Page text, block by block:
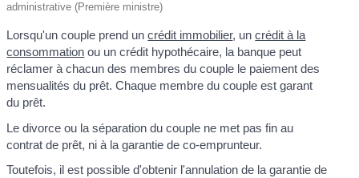
administrative (Première ministre)
Lorsqu'un couple prend uncrédit immobilier, uncrédit à la
consommation ou un crédit hypothécaire, la banque peut
réclamer à chacun des membres du couple le paiement des
mensualités du prêt. Chaque membre du couple est garant
du prêt.
Le divorce ou la séparation du couple ne met pas fin au
contrat de prêt, ni à la garantie de co-emprunteur.
Toutefois, il est possible d'obtenir l'annulation de la garantie de